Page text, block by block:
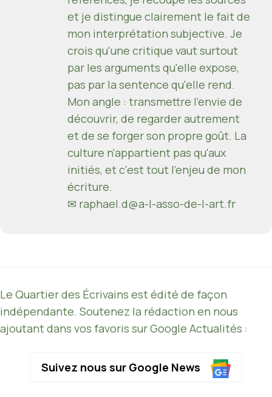
et je distingue clairement le fait de
mon interprétation subjective. Je
crois qu'une critique vaut surtout
par les arguments qu'elle expose,
pas par la sentence qu'elle rend.
Mon angle : transmettre l'envie de
découvrir, de regarder autrement
et de se forger son propre goût. La
culture n'appartient pas qu'aux
initiés, et c'est tout l'enjeu de mon
écriture.
✉ raphael.d@a-l-asso-de-l-art.fr
Le Quartier des Écrivains est édité de façon
indépendante. Soutenez la rédaction en nous
ajoutant dans vos favoris sur Google Actualités :
Suivez nous sur Google News